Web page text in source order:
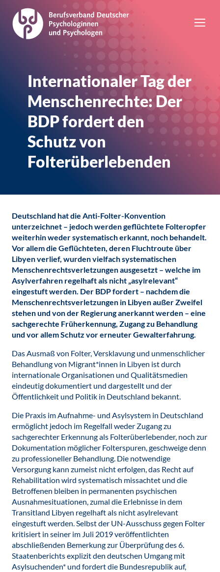
Internationaler Tag der
Menschenrechte: Der
BDP fordert den
Schutz von
Folterüberlebenden
Deutschland hat die Anti-Folter-Konvention
unterzeichnet – jedoch werden geflüchtete Folteropfer
weiterhin weder systematisch erkannt, noch behandelt.
Vor allem die Geflüchteten, deren Fluchtroute über
Libyen verlief, wurden vielfach systematischen
Menschenrechtsverletzungen ausgesetzt – welche im
Asylverfahren regelhaft als nicht „asylrelevant“
eingestuft werden. Der BDP fordert – nachdem die
Menschenrechtsverletzungen in Libyen außer Zweifel
stehen und von der Regierung anerkannt werden – eine
sachgerechte Früherkennung, Zugang zu Behandlung
und vor allem Schutz vor erneuter Gewalterfahrung.
Das Ausmaß von Folter, Versklavung und unmenschlicher
Behandlung von Migrant*innen in Libyen ist durch
internationale Organisationen und Qualitätsmedien
eindeutig dokumentiert und dargestellt und der
Öffentlichkeit und Politik in Deutschland bekannt.
Die Praxis im Aufnahme- und Asylsystem in Deutschland
ermöglicht jedoch im Regelfall weder Zugang zu
sachgerechter Erkennung als Folterüberlebender, noch zur
Dokumentation möglicher Folterspuren, geschweige denn
zu professioneller Behandlung. Die notwendige
Versorgung kann zumeist nicht erfolgen, das Recht auf
Rehabilitation wird systematisch missachtet und die
Betroffenen bleiben in permanenten psychischen
Ausnahmesituationen, zumal die Erlebnisse in dem
Transitland Libyen regelhaft als nicht asylrelevant
eingestuft werden. Selbst der UN-Ausschuss gegen Folter
kritisiert in seiner im Juli 2019 veröffentlichten
abschließenden Bemerkung zur Überprüfung des 6.
Staatenberichts explizit den deutschen Umgang mit
Asylsuchenden* und fordert die Bundesrepublik auf,